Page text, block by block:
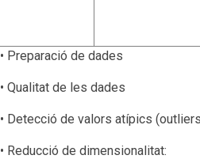
• Preparació de dades
• Qualitat de les dades
• Detecció de valors atípics
• Reducció de dimensionalitat: